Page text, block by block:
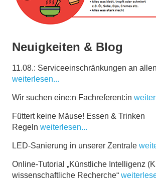
Neuigkeiten & Blog
11.08.: Serviceeinschränkungen an
weiterlesen...
Wir suchen eine:n Fachreferent:in
Füttert keine Mäuse! Essen & Trinken
Regeln weiterlesen...
LED-Sanierung in unserer Zentrale
Online-Tutorial „Künstliche Intelligenz
wissenschaftliche Recherche“